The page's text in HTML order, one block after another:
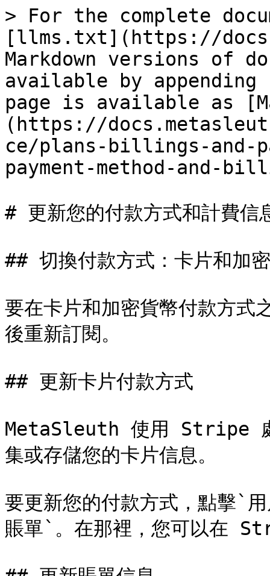
> For the complete
[llms.txt](https://
Markdown versions of
available by
page is available as
(https://
ce/plans-billings-and-
payment-method-and-
# 更新您的付款方式和計費信
## 切換付款方式：卡片和加
要在卡片和加密貨幣付款方式
後重新訂閱。
## 更新卡片付款方式
MetaSleuth 使用 Stripe 處
集或存儲您的卡片信息。
要更新您的付款方式，點
賬單`。在那裡，您可以在